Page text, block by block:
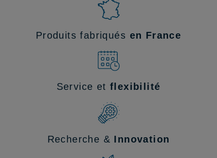
Produits fabriqués en France
Service et flexibilité
Recherche & Innovation